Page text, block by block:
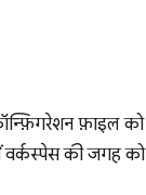
फ़ाइल को
की जगह को